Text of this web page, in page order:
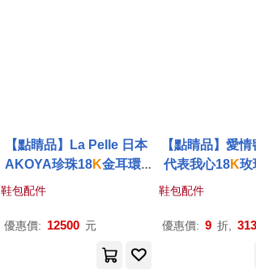
【點睛品】La Pelle 日本
AKOYA珍珠18K金耳環_
一對(5.5mm)
鞋包配件
優惠價: 12500 元
【點睛品】愛
代表我心18K玫
鞋包配件
優惠價: 9 折,